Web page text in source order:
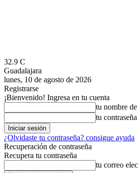
32.9 C
Guadalajara
lunes, 10 de agosto de 2026
Registrarse
¡Bienvenido! Ingresa en tu cuenta
tu nombre
tu contraseña
¿Olvidaste tu contraseña? consigue ayuda
Recuperación de contraseña
Recupera tu contraseña
tu correo